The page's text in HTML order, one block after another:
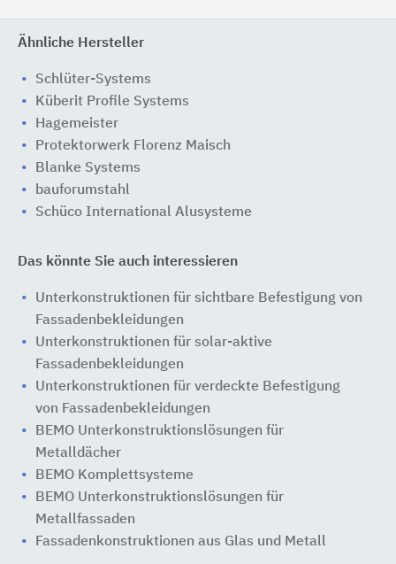
Ähnliche Hersteller
Schlüter-Systems
Küberit Profile Systems
Hagemeister
Protektorwerk Florenz Maisch
Blanke Systems
bauforumstahl
Schüco International Alusysteme
Das könnte Sie auch interessieren
Unterkonstruktionen für sichtbare Befestigung von
Fassadenbekleidungen
Unterkonstruktionen für solar-aktive
Fassadenbekleidungen
Unterkonstruktionen für verdeckte Befestigung
von Fassadenbekleidungen
BEMO Unterkonstruktionslösungen für
Metalldächer
BEMO Komplettsysteme
BEMO Unterkonstruktionslösungen für
Metallfassaden
Fassadenkonstruktionen aus Glas und Metall